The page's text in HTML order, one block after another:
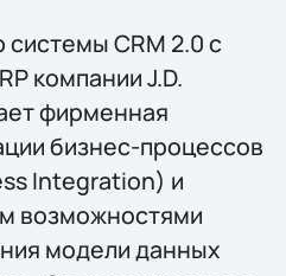
CRM 2.0 с
компании J.D.
фирменная
бизнес-процессов
Integration) и
возможностями
модели данных